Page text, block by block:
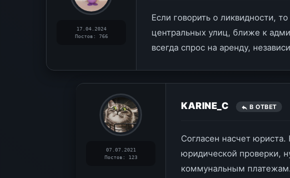
17.04.2024
Постов: 766
Если говорить о ликвидности,
центральных улиц, ближе к
всегда спрос на аренду,
07.07.2021
Постов: 123
KARINE_C В ОТВЕТ
Согласен насчет
юридической проверки,
коммунальным